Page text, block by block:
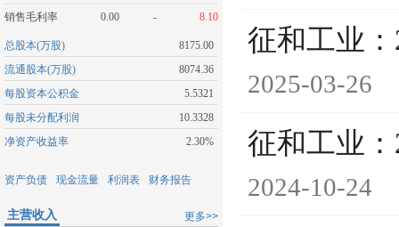
销售毛利率
0.00 - 8.10
总股本(万股)
8175.00
流通股本(万股)
8074.36
每股资本公积金
5.5321
每股未分配利润
10.3328
净资产收益率
2.30%
资产负债 现金流量 利润表 财务报告
更多>>
主营收入
征和工业
2025-03-26
征和工业
2024-10-24